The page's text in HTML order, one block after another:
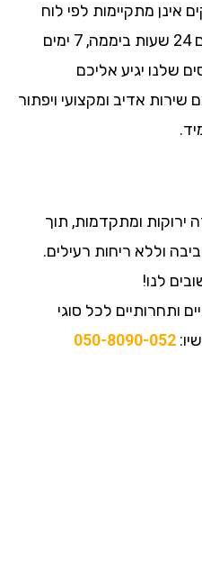
אינן מתקיימות לפי לוח
זמנים, ולכן אנו זמינים עבורכם 24 שעות ביממה, 7 ימים
שלנו יגיע אליכם
אדיב ומקצועי ויפתור
ומתקדמות, תוך
וללא ריחות רעילים.
לנו!
ותחרותיים לכל סוגי
050-8090-052